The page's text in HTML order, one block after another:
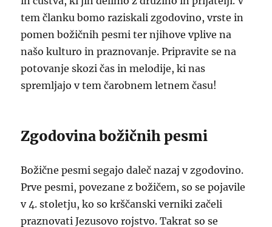
tem članku bomo raziskali zgodovino, vrste in
pomen božičnih pesmi ter njihove vplive na
našo kulturo in praznovanje. Pripravite se na
potovanje skozi čas in melodije, ki nas
spremljajo v tem čarobnem letnem času!
Zgodovina božičnih pesmi
Božične pesmi segajo daleč nazaj v zgodovino.
Prve pesmi, povezane z božičem, so se pojavile
v 4. stoletju, ko so krščanski verniki začeli
praznovati Jezusovo rojstvo. Takrat so se